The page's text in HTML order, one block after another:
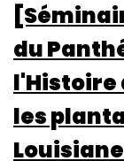
du
l'Histoire
les
Louisiane